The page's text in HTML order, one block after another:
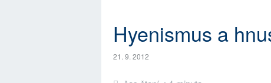
Hyenismus a
21. 9. 2012